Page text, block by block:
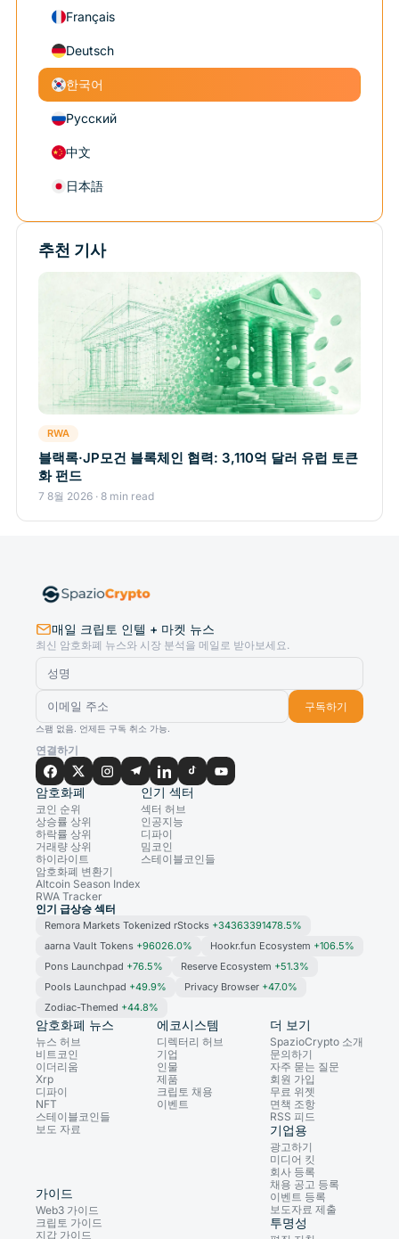
Français
Deutsch
한국어
Русский
中文
日本語
추천 기사
RWA
블랙록·JP모건 블록체인 협력: 3,110억 달러 유럽 토큰
화 펀드
7 8월 2026 · 8 min read
매일 크립토 인텔 + 마켓 뉴스
최신 암호화폐 뉴스와 시장 분석을 메일로 받아보세요.
구독하기
스팸 없음. 언제든 구독 취소 가능.
연결하기
암호화폐
코인 순위
상승률 상위
하락률 상위
거래량 상위
하이라이트
암호화폐 변환기
Altcoin Season Index
RWA Tracker
인기 섹터
섹터 허브
인공지능
디파이
밈코인
스테이블코인들
인기 급상승 섹터
Remora Markets Tokenized rStocks +34363391478.5%
aarna Vault Tokens +96026.0% Hookr.fun Ecosystem +106.5%
Pons Launchpad +76.5% Reserve Ecosystem +51.3%
Pools Launchpad +49.9% Privacy Browser +47.0%
Zodiac-Themed +44.8%
암호화폐 뉴스
뉴스 허브
비트코인
이더리움
Xrp
디파이
NFT
스테이블코인들
보도 자료
에코시스템
디렉터리 허브
기업
인물
제품
크립토 채용
이벤트
가이드
Web3 가이드
크립토 가이드
지갑 가이드
더 보기
SpazioCrypto 소개
문의하기
자주 묻는 질문
회원 가입
무료 위젯
면책 조항
RSS 피드
기업용
광고하기
미디어 킷
회사 등록
채용 공고 등록
이벤트 등록
보도자료 제출
투명성